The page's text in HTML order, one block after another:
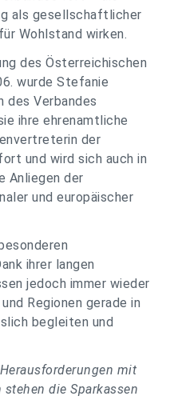
als gesellschaftlicher
Wohlstand wirken.
des Österreichischen
wurde Stefanie
des Verbandes
ihre ehrenamtliche
der
und wird sich auch in
Anliegen der
und europäischer
ihrer langen
jedoch immer wieder
Regionen gerade in
begleiten und
mit
die Sparkassen